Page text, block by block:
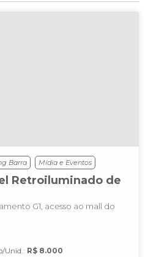
Barra Mídia e Eventos
Retroiluminado de
G1, acesso ao mall do
Unid.: R$ 8.000